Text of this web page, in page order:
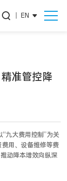
EN
准管控降
九大费用控制”为关
用、设备维修等费
动降本增效向纵深